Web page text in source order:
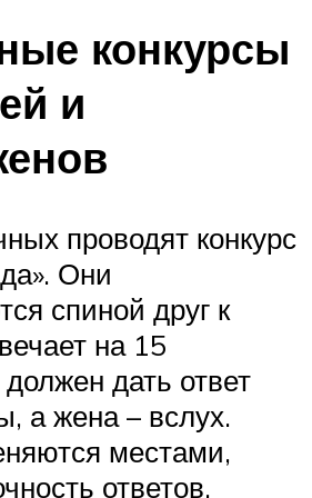
конкурсы
и
проводят конкурс
Они
спиной друг к
на 15
дать ответ
а жена – вслух.
местами,
ответов.